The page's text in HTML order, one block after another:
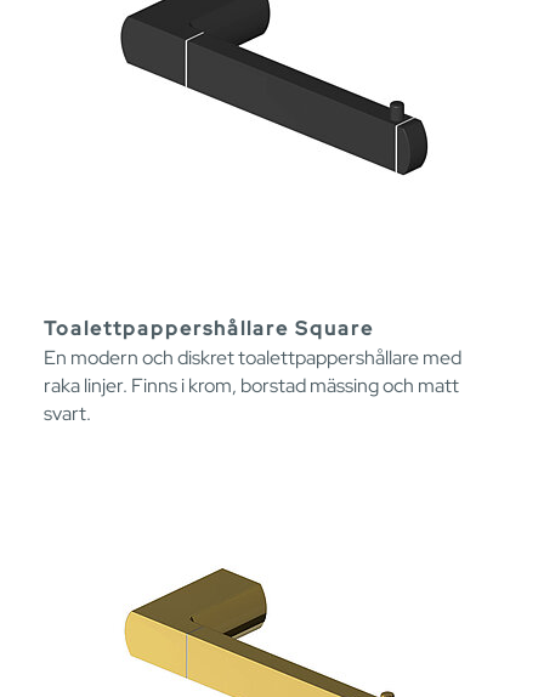
Toalettpappershållare Square
En modern och diskret toalettpappershållare med
raka linjer. Finns i krom, borstad mässing och matt
svart.